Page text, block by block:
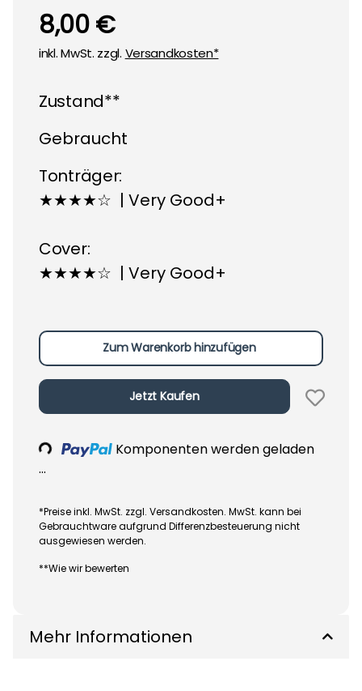
8,00 €
inkl. MwSt. zzgl. Versandkosten*
Zustand**
Gebraucht
Tonträger:
★★★★☆ | Very Good+
Cover:
★★★★☆ | Very Good+
Zum Warenkorb hinzufügen
Jetzt Kaufen
Loading...
Komponenten werden geladen
...
*Preise inkl. MwSt. zzgl. Versandkosten. MwSt. kann bei
Gebrauchtware aufgrund Differenzbesteuerung nicht
ausgewiesen werden.
**Wie wir bewerten
Mehr Informationen